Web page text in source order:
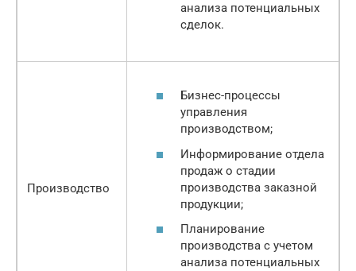
анализа потенциальных
сделок.
Производство
Бизнес-процессы
управления
производством;
Информирование отдела
продаж о стадии
производства заказной
продукции;
Планирование
производства с учетом
анализа потенциальных